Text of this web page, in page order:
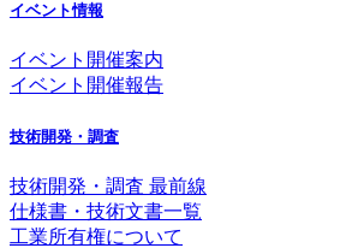
イベント情報
イベント開催案内
イベント開催報告
技術開発・調査
技術開発・調査 最前線
仕様書・技術文書一覧
工業所有権について